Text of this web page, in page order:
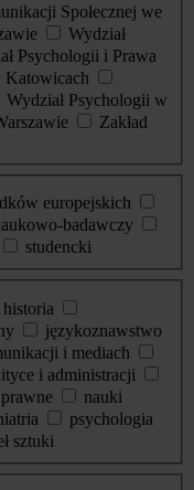
Społecznej we
Wydział
Psychologii i Prawa
Katowicach
Wydział Psychologii w
Zakład
europejskich
badawczy
studencki
historia
językoznawstwo
i mediach
i administracji
nauki
psychologia
sztuki